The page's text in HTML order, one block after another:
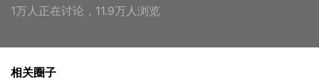
1万人正在讨论，11.9万人浏览
相关圈子